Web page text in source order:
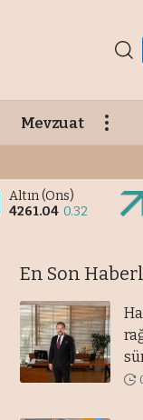
Mevzuat
Altın (Ons)
4261.04 0.32
En Son